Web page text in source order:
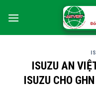
ISUZU AN
ISUZU CHO